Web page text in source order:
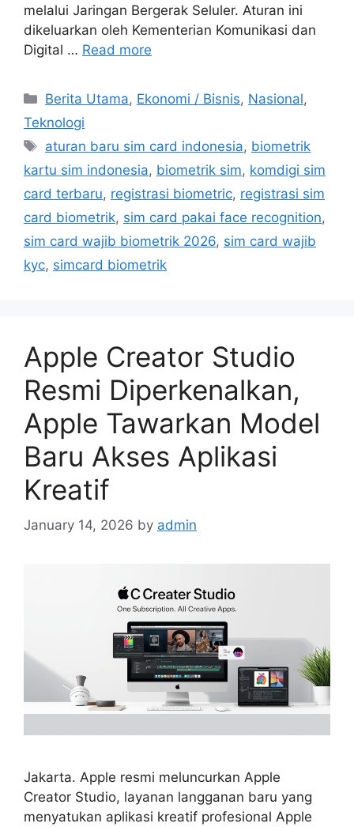
melalui Jaringan Bergerak Seluler. Aturan ini
dikeluarkan oleh Kementerian Komunikasi dan
Digital … Read more
Categories
Berita Utama, Ekonomi / Bisnis, Nasional,
Teknologi
Tags
aturan baru sim card indonesia, biometrik
kartu sim indonesia, biometrik sim, komdigi sim
card terbaru, registrasi biometric, registrasi sim
card biometrik, sim card pakai face recognition,
sim card wajib biometrik 2026, sim card wajib
kyc, simcard biometrik
Apple Creator Studio
Resmi Diperkenalkan,
Apple Tawarkan Model
Baru Akses Aplikasi
Kreatif
January 14, 2026 by admin
Jakarta. Apple resmi meluncurkan Apple
Creator Studio, layanan langganan baru yang
menyatukan aplikasi kreatif profesional Apple